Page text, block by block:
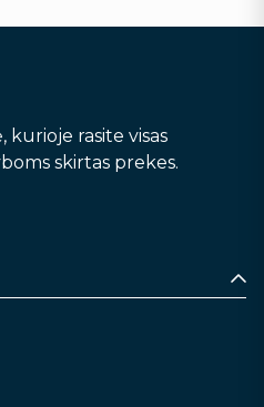
rasite visas
skirtas prekes.